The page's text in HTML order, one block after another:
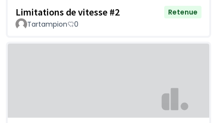
Limitations de vitesse #2
Retenue
Tartampion
0